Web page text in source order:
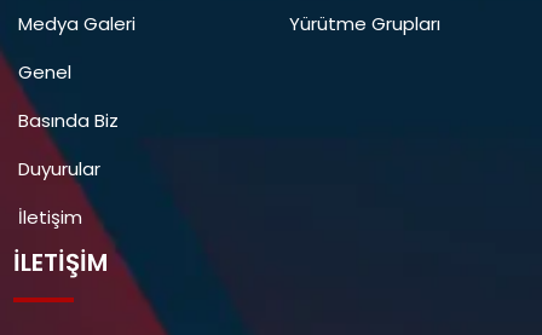
Medya Galeri
Genel
Basında Biz
Duyurular
İletişim
Yürütme Grupları
İLETIŞIM